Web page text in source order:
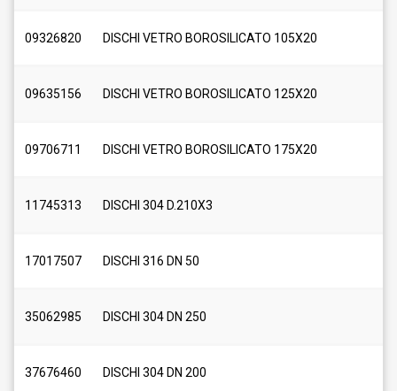
09326820 DISCHI VETRO BOROSILICATO 105X20
09635156 DISCHI VETRO BOROSILICATO 125X20
09706711 DISCHI VETRO BOROSILICATO 175X20
11745313 DISCHI 304 D.210X3
17017507 DISCHI 316 DN 50
35062985 DISCHI 304 DN 250
37676460 DISCHI 304 DN 200